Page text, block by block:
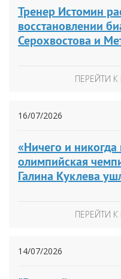
Тренер Истомин
восстановлении
Серохвостова и
ПЕРЕЙТИ
16/07/2026
«Ничего и
олимпийская
Галина Куклева
ПЕРЕЙТИ
14/07/2026